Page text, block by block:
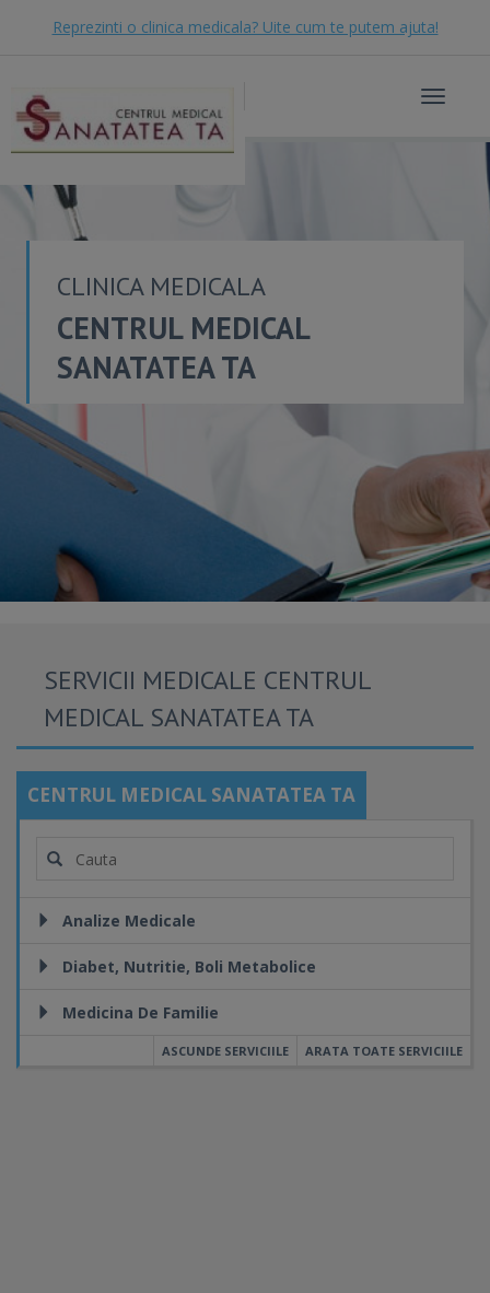
Reprezinti o clinica medicala? Uite cum te putem ajuta!
Toggle
CLINICA MEDICALA
CENTRUL MEDICAL
SANATATEA TA
SERVICII MEDICALE CENTRUL
MEDICAL SANATATEA TA
CENTRUL MEDICAL SANATATEA TA
Analize Medicale
Diabet, Nutritie, Boli Metabolice
Medicina De Familie
ARATA TOATE SERVICIILE
ASCUNDE SERVICIILE